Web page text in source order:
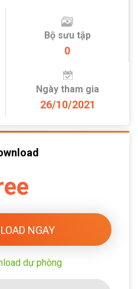
Bộ sưu tập
0
Ngày tham gia
26/10/2021
NGAY
dự phòng